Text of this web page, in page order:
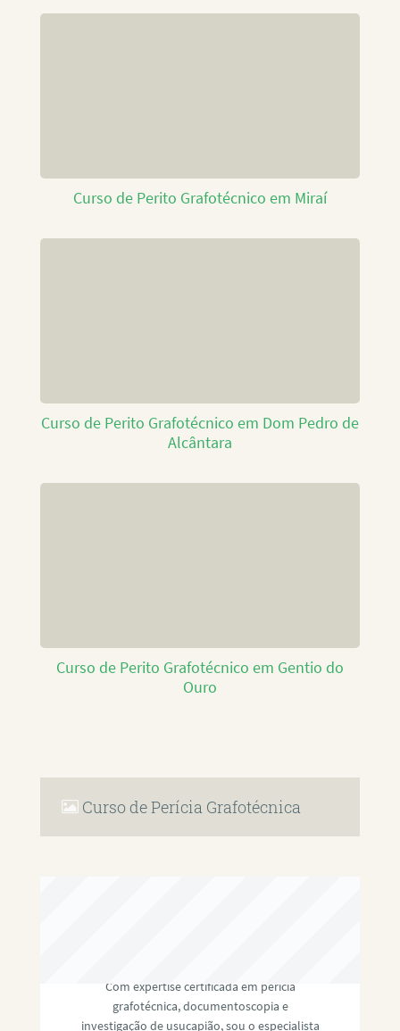
Curso de Perito Grafotécnico em Miraí
Curso de Perito Grafotécnico em Dom Pedro de
Alcântara
Curso de Perito Grafotécnico em Gentio do
Ouro
Curso de Perícia Grafotécnica
Com expertise certificada em perícia
grafotécnica, documentoscopia e
investigação de usucapião, sou o especialista